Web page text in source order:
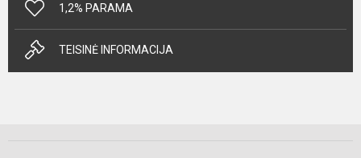
1,2% PARAMA
TEISINĖ INFORMACIJA